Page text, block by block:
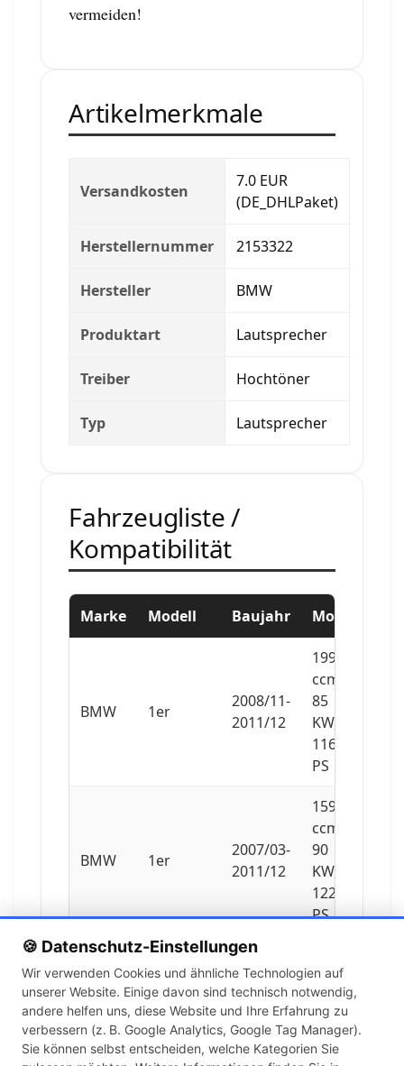
🍪 Datenschutz-Einstellungen
Wir verwenden Cookies und ähnliche Technologien auf
unserer Website. Einige davon sind technisch notwendig,
andere helfen uns, diese Website und Ihre Erfahrung zu
verbessern (z. B. Google Analytics, Google Tag Manager).
Sie können selbst entscheiden, welche Kategorien Sie
vermeiden!
Artikelmerkmale
Versandkosten
7.0 EUR
(DE_DHLPaket)
Herstellernummer 2153322
Hersteller BMW
Produktart Lautsprecher
Treiber Hochtöner
Typ Lautsprecher
Fahrzeugliste /
Kompatibilität
Marke Modell Baujahr Motor
BMW 1er
2008/11-
2011/12
1995
ccm,
85
KW,
116
PS
BMW 1er
2007/03-
2011/12
1599
ccm,
90
KW,
122
PS
BMW 1er
2007/09-
2011/12
ccm,
85
KW,
115